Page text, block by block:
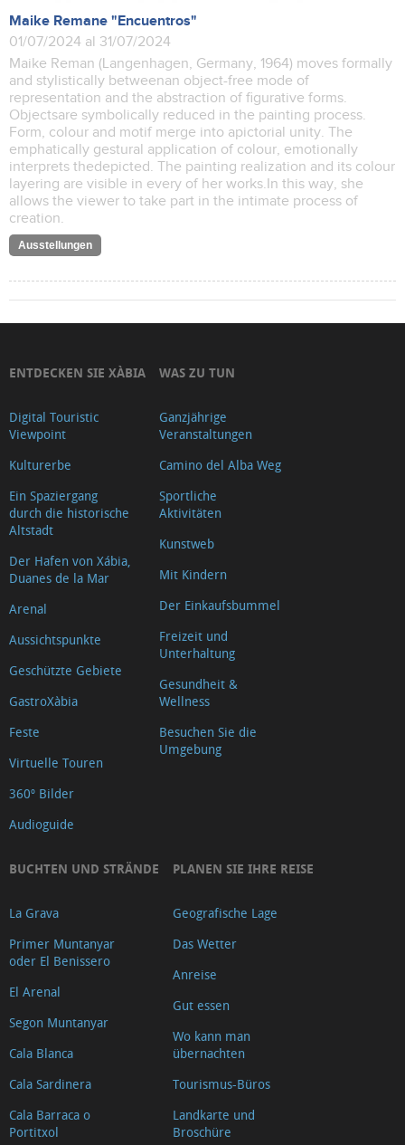
Maike Remane "Encuentros"
01/07/2024 al 31/07/2024
Maike Reman (Langenhagen, Germany, 1964) moves formally
and stylistically betweenan object-free mode of
representation and the abstraction of figurative forms.
Objectsare symbolically reduced in the painting process.
Form, colour and motif merge into apictorial unity. The
emphatically gestural application of colour, emotionally
interprets thedepicted. The painting realization and its colour
layering are visible in every of her works.In this way, she
allows the viewer to take part in the intimate process of
creation.
Ausstellungen
ENTDECKEN SIE XÀBIA
Digital Touristic
Viewpoint
Kulturerbe
Ein Spaziergang
durch die historische
Altstadt
Der Hafen von Xábia,
Duanes de la Mar
Arenal
Aussichtspunkte
Geschützte Gebiete
GastroXàbia
Feste
Virtuelle Touren
360º Bilder
Audioguide
WAS ZU TUN
Ganzjährige
Veranstaltungen
Camino del Alba Weg
Sportliche
Aktivitäten
Kunstweb
Mit Kindern
Der Einkaufsbummel
Freizeit und
Unterhaltung
Gesundheit &
Wellness
Besuchen Sie die
Umgebung
BUCHTEN UND STRÄNDE
La Grava
Primer Muntanyar
oder El Benissero
El Arenal
Segon Muntanyar
Cala Blanca
Cala Sardinera
Cala Barraca o
Portitxol
PLANEN SIE IHRE REISE
Geografische Lage
Das Wetter
Anreise
Gut essen
Wo kann man
übernachten
Tourismus-Büros
Landkarte und
Broschüre